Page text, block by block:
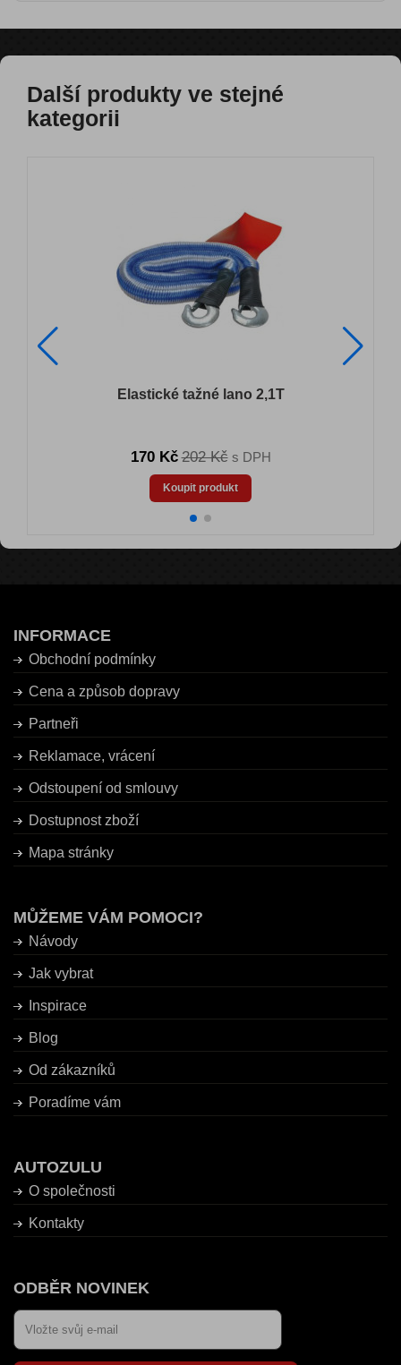
Další produkty ve stejné
kategorii
Elastické tažné lano 2,1T
170 Kč 202 Kčs DPH
Koupit produkt
INFORMACE
Obchodní podmínky
Cena a způsob dopravy
Partneři
Reklamace, vrácení
Odstoupení od smlouvy
Dostupnost zboží
Mapa stránky
MŮŽEME VÁM POMOCI?
Návody
Jak vybrat
Inspirace
Blog
Od zákazníků
Poradíme vám
AUTOZULU
O společnosti
Kontakty
ODBĚR NOVINEK